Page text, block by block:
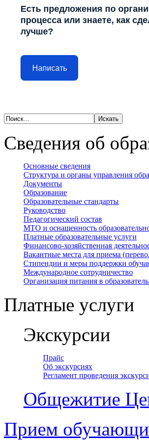
Есть предложения по
процесса или знаете, как
лучше?
Написать
Сведения об
Основные сведения
Структура и органы управления
Документы
Образование
Образовательные стандарты
Руководство
Педагогический состав
МТО и оснащенность
Платные образовательные услуги
Финансово-хозяйственная
Вакантные места для приема
Стипендии и меры поддержки
Международное сотрудничество
Организация питания в
Платные услуги
Экскурсии
Прайс
Об экскурсиях
Регламент проведения
Общежитие
Прием